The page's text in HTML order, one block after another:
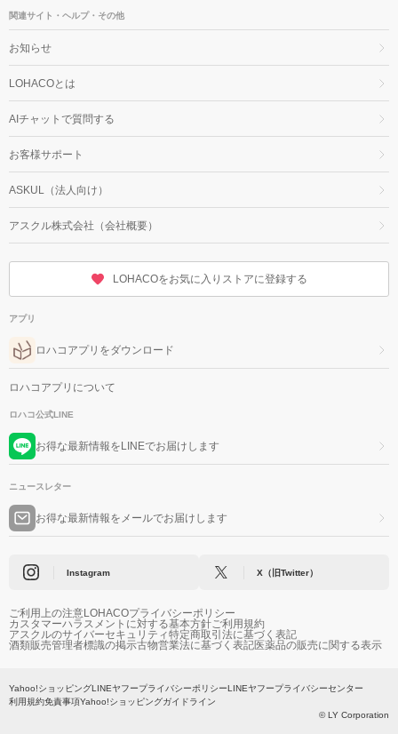
関連サイト・ヘルプ・その他
お知らせ
LOHACOとは
AIチャットで質問する
お客様サポート
ASKUL（法人向け）
アスクル株式会社（会社概要）
LOHACOをお気に入りストアに登録する
アプリ
ロハコアプリをダウンロード
ロハコアプリについて
ロハコ公式LINE
お得な最新情報をLINEでお届けします
ニュースレター
お得な最新情報をメールでお届けします
Instagram X（旧Twitter）
ご利用上の注意LOHACOプライバシーポリシー
カスタマーハラスメントに対する基本方針ご利用規約
アスクルのサイバーセキュリティ特定商取引法に基づく表記
酒類販売管理者標識の掲示古物営業法に基づく表記医薬品の販売に関する表示
Yahoo!ショッピングLINEヤフープライバシーポリシーLINEヤフープライバシーセンター
利用規約免責事項Yahoo!ショッピングガイドライン
© LY Corporation